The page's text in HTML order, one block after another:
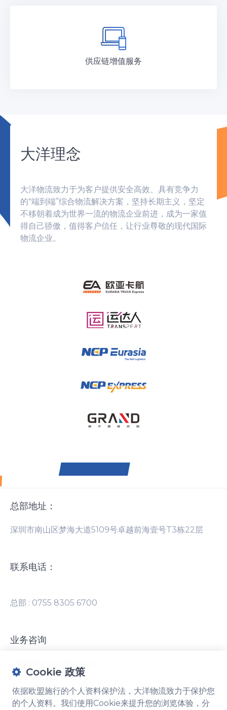
供应链增值服务
大洋理念
大洋物流致力于为客户提供安全高效、具有竞争力
的"端到端”综合物流解决方案，坚持长期主义，坚定
不移朝着成为世界一流的物流企业前进，成为一家值
得自己骄傲，值得客户信任，让行业尊敬的现代国际
物流企业。
Cookie 政策
依据欧盟施行的个人资料保护法，大洋物流致力于保护您
的个人资料。我们使用Cookie来提升您的浏览体验，分
Cookie 设置
依据欧盟施行的个人资料保护法，大洋物流致力于
您的偏好。
必要的Cookie
在我们的系统中关闭。
总部地址：
深圳市南山区梦海大道5109号卓越前海壹号T3栋22层
联系电话：
总部 : 0755 8305 6700
业务咨询
社交媒体